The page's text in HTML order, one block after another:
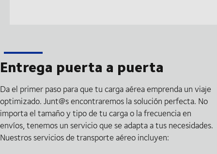
Entrega puerta a puerta
Da el primer paso para que tu carga aérea emprenda un viaje
optimizado. Junt@s encontraremos la solución perfecta. No
importa el tamaño y tipo de tu carga o la frecuencia en
envíos, tenemos un servicio que se adapta a tus necesidades.
Nuestros servicios de transporte aéreo incluyen: